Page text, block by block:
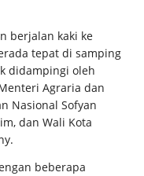
berjalan kaki ke
tepat di samping
didampingi oleh
Agraria dan
Nasional Sofyan
dan Wali Kota
beberapa